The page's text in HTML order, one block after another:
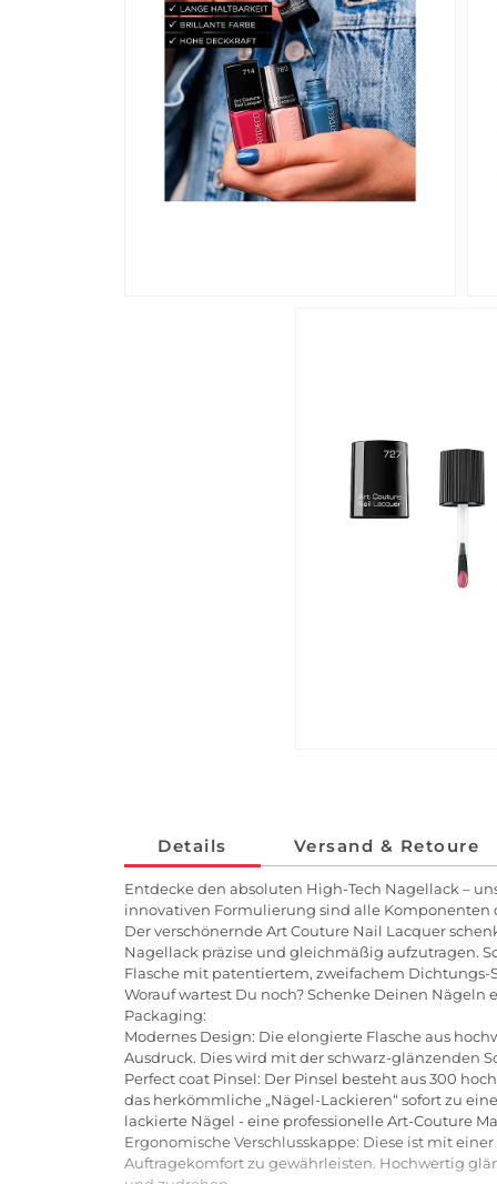
Details Versand & Retoure
Entdecke den absoluten High-Tech Nagellack –
innovativen Formulierung sind alle Komponenten
Der verschönernde Art Couture Nail Lacquer
Nagellack präzise und gleichmäßig aufzutragen.
Flasche mit patentiertem, zweifachem Dichtungs-
Worauf wartest Du noch? Schenke Deinen Nägeln
Packaging:
Modernes Design: Die elongierte Flasche aus
Ausdruck. Dies wird mit der schwarz-glänzenden
Perfect coat Pinsel: Der Pinsel besteht aus 300
das herkömmliche „Nägel-Lackieren“ sofort zu
lackierte Nägel - eine professionelle Art-Couture
Ergonomische Verschlusskappe: Diese ist mit
Auftragekomfort zu gewährleisten. Hochwertig